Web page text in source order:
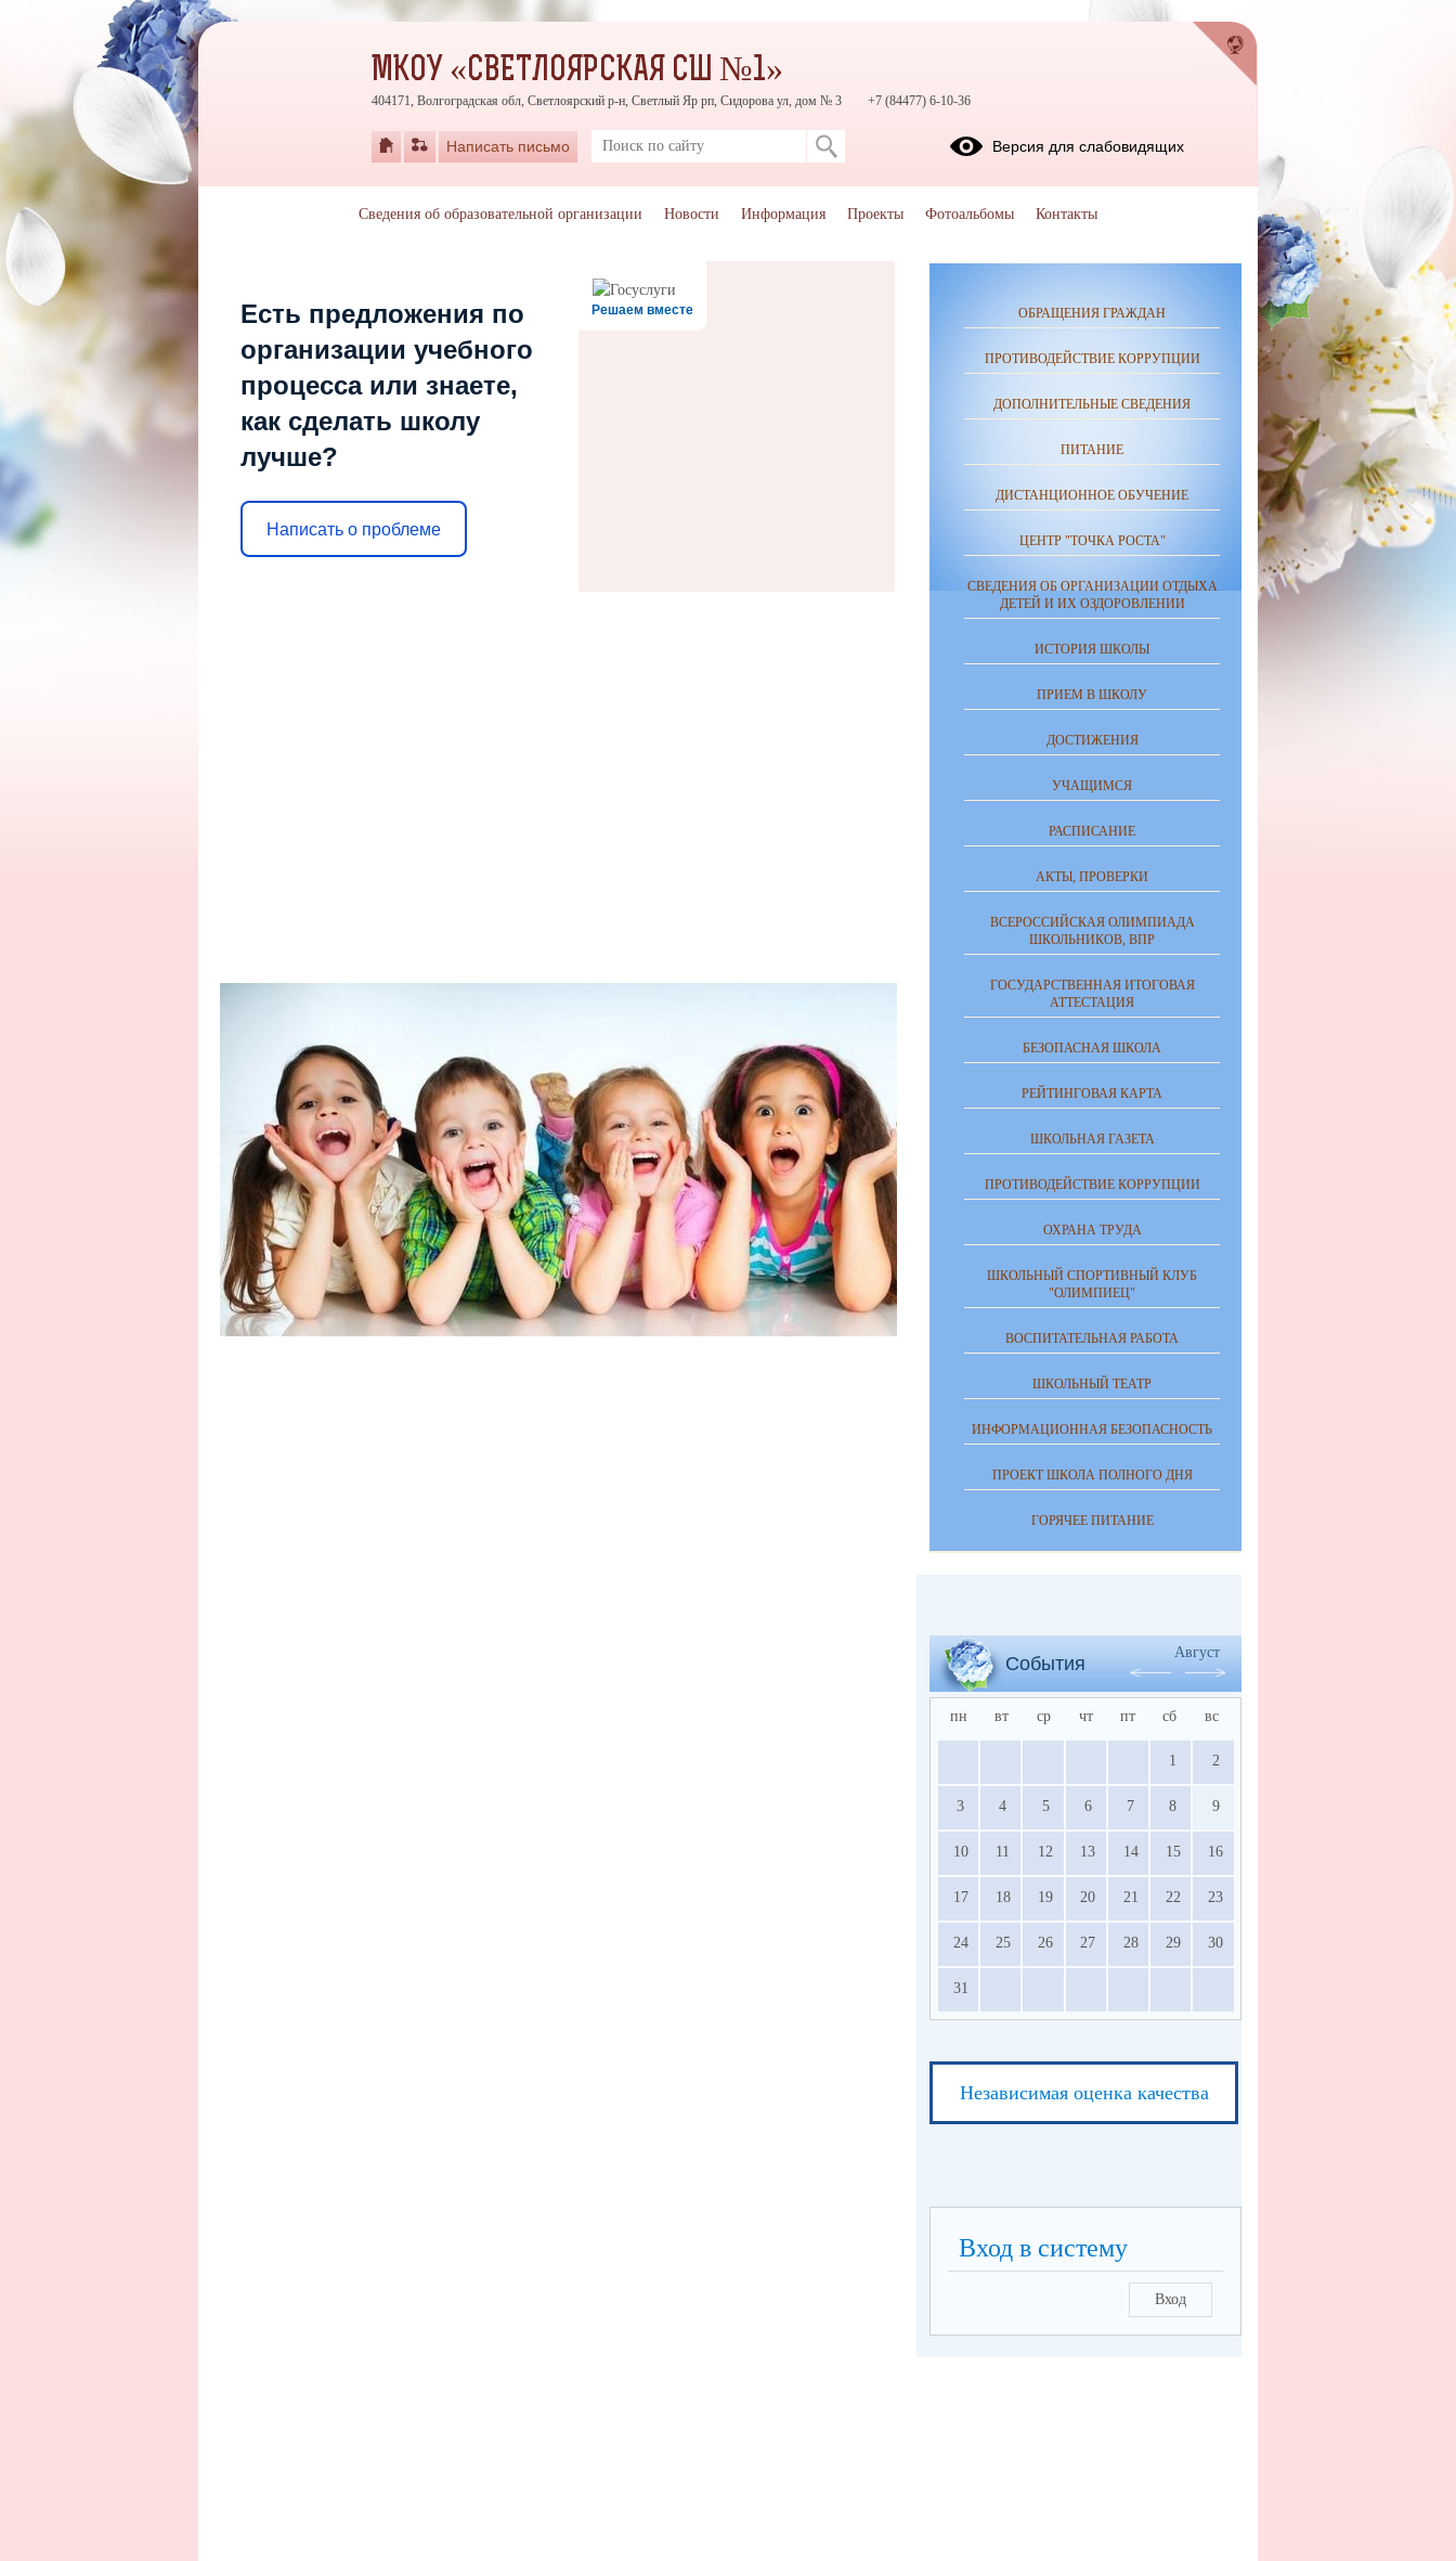
Решаем вместе
Есть предложения по
организации учебного
процесса или знаете,
как сделать школу
лучше?
Написать о проблеме
ОБРАЩЕНИЯ ГРАЖДАН
ПРОТИВОДЕЙСТВИЕ КОРРУПЦИИ
ДОПОЛНИТЕЛЬНЫЕ СВЕДЕНИЯ
ПИТАНИЕ
ДИСТАНЦИОННОЕ ОБУЧЕНИЕ
ЦЕНТР "ТОЧКА РОСТА"
СВЕДЕНИЯ ОБ ОРГАНИЗАЦИИ ОТДЫХА
ДЕТЕЙ И ИХ ОЗДОРОВЛЕНИИ
ИСТОРИЯ ШКОЛЫ
ПРИЕМ В ШКОЛУ
ДОСТИЖЕНИЯ
УЧАЩИМСЯ
РАСПИСАНИЕ
АКТЫ, ПРОВЕРКИ
ВСЕРОССИЙСКАЯ ОЛИМПИАДА
ШКОЛЬНИКОВ, ВПР
ГОСУДАРСТВЕННАЯ ИТОГОВАЯ
АТТЕСТАЦИЯ
БЕЗОПАСНАЯ ШКОЛА
РЕЙТИНГОВАЯ КАРТА
ШКОЛЬНАЯ ГАЗЕТА
ПРОТИВОДЕЙСТВИЕ КОРРУПЦИИ
ОХРАНА ТРУДА
ШКОЛЬНЫЙ СПОРТИВНЫЙ КЛУБ
"ОЛИМПИЕЦ"
ВОСПИТАТЕЛЬНАЯ РАБОТА
ШКОЛЬНЫЙ ТЕАТР
ИНФОРМАЦИОННАЯ БЕЗОПАСНОСТЬ
ПРОЕКТ ШКОЛА ПОЛНОГО ДНЯ
ГОРЯЧЕЕ ПИТАНИЕ
События
Август
пн вт ср чт пт сб вс
1 2
3 4 5 6 7 8 9
10 11 12 13 14 15 16
17 18 19 20 21 22 23
24 25 26 27 28 29 30
31
Независимая оценка качества
Вход в систему
Вход
МКОУ «СВЕТЛОЯРСКАЯ СШ №1»
404171, Волгоградская обл, Светлоярский р-н, Светлый Яр рп, Сидорова ул, дом № 3 +7 (84477) 6-10-36
Написать письмо Версия для слабовидящих
Сведения об образовательной организации Новости Информация Проекты Фотоальбомы Контакты